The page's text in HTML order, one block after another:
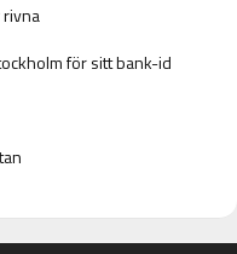
rivna
för sitt bank-id